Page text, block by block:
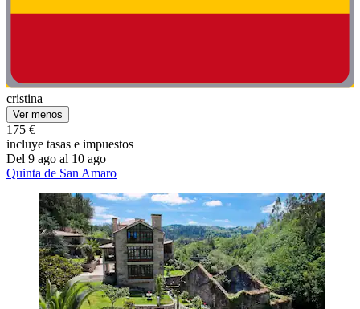
cristina
Ver menos
175 €
incluye tasas e impuestos
Del 9 ago al 10 ago
Quinta de San Amaro